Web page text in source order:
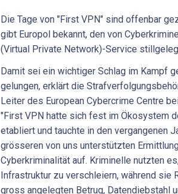
Die Tage von "First VPN" sind offenbar
gibt Europol bekannt, den von
(Virtual Private Network)-Service
Damit sei ein wichtiger Schlag im Kampf
gelungen, erklärt die
Leiter des European Cybercrime Centre
"First VPN hatte sich fest im Ökosystem
etabliert und tauchte in den vergangenen
grösseren von uns unterstützten
Cyberkriminalität auf. Kriminelle nutzten
Infrastruktur zu verschleiern, während sie
gross angelegten Betrug, Datendiebstahl